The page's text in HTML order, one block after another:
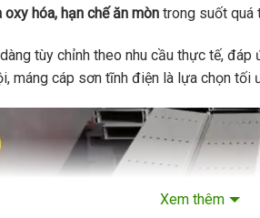
oxy hóa, hạn chế ăn mòn trong suốt quá
tùy chỉnh theo nhu cầu thực tế,
máng cáp sơn tĩnh điện là lựa chọn tối
Xem thêm